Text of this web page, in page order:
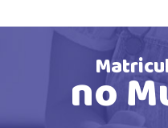
no